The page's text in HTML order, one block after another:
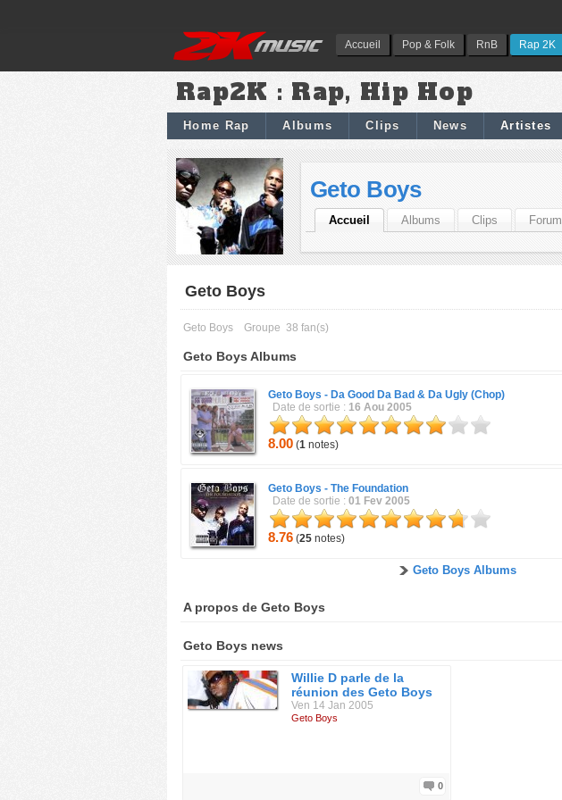
Accueil Pop & Folk RnB Rap 2K
Rap2K : Rap, Hip Hop
Home Rap Albums Clips News Artistes
Geto Boys
Accueil Albums Clips Forum
Geto Boys
Geto Boys Groupe 38 fan(s)
Geto Boys Albums
Geto Boys - Da Good Da Bad & Da Ugly (Chop)
Date de sortie : 16 Aou 2005
8.00 (1 notes)
Geto Boys - The Foundation
Date de sortie : 01 Fev 2005
8.76 (25 notes)
Geto Boys Albums
A propos de Geto Boys
Geto Boys news
Willie D parle de la
réunion des Geto Boys
Ven 14 Jan 2005
Geto Boys
0